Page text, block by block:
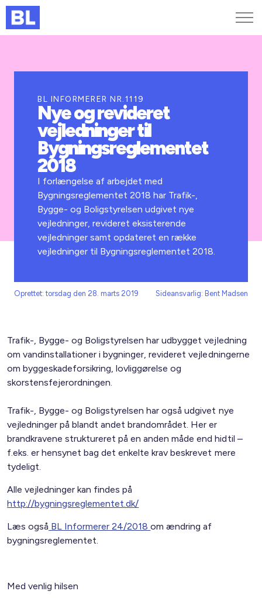
Kurser og arrangementer
Jobportalen
BL INFORMERER NR.1119
Nye og revideret
vejledninger til
Bygningsreglementet
2018
I forlængelse af arbejdet med
Bygningsreglementet 2018 har Trafik-,
Bygge- og Boligstyrelsen udgivet nye
vejledninger, revideret eksisterende
vejledninger samt opdateret en række
vejledninger til Bygningsreglementet 2018.
Oprettet: torsdag den 28. marts 2019 Sideansvarlig: Bent Madsen
Trafik-, Bygge- og Boligstyrelsen har udbygget vejledning
om vandinstallationer i bygninger, revideret vejledningerne
om byggeskadeforsikring, lovliggørelse og
skorstensfejerordningen.
Trafik-, Bygge- og Boligstyrelsen har også udgivet nye
vejledninger på blandt andet brandområdet. Her er
brandkravene struktureret på en anden måde end hidtil –
f.eks. er hensynet bag det enkelte krav beskrevet mere
tydeligt.
Alle vejledninger kan findes på
http://bygningsreglementet.dk/
Læs også BL Informerer 24/2018om ændring af
bygningsreglementet.
Med venlig hilsen